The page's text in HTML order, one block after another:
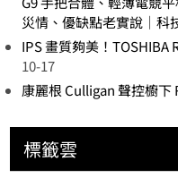
災情、優缺點老實說｜科
IPS 畫質夠美！TOSHIBA
10-17
康麗根 Culligan 聲控櫥下
標籤雲